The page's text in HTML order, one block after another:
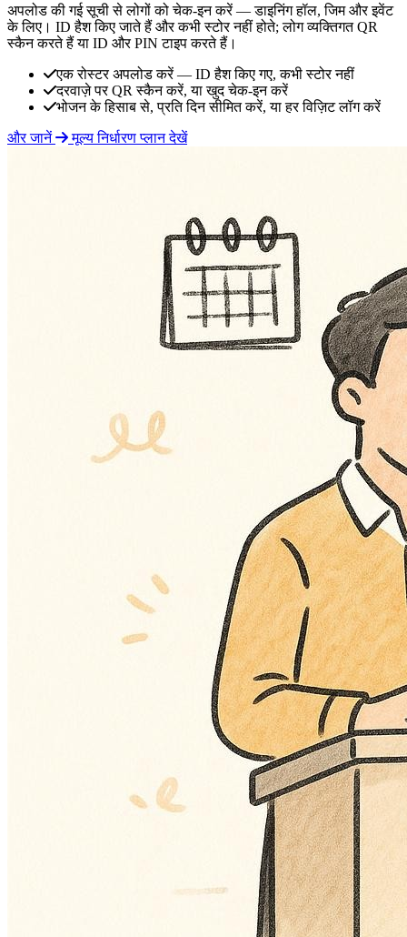
अपलोड की गई सूची से लोगों को चेक-इन करें — डाइनिंग हॉल, जिम और इवेंट
के लिए। ID हैश किए जाते हैं और कभी स्टोर नहीं होते; लोग व्यक्तिगत QR
स्कैन करते हैं या ID और PIN टाइप करते हैं।
एक रोस्टर अपलोड करें — ID हैश किए गए, कभी स्टोर नहीं
दरवाज़े पर QR स्कैन करें, या खुद चेक-इन करें
भोजन के हिसाब से, प्रति दिन सीमित करें, या हर विज़िट लॉग करें
और जानें
मूल्य निर्धारण प्लान देखें